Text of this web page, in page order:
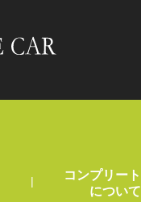
|
コンプリー
について